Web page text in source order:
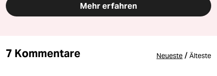
Mehr erfahren
7 Kommentare Neueste / Älteste